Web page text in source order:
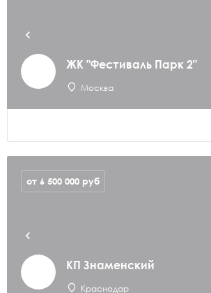
ЖК "Фестиваль Парк 2"
Москва
КП Знаменский
Краснодар
от 6 500 000 руб